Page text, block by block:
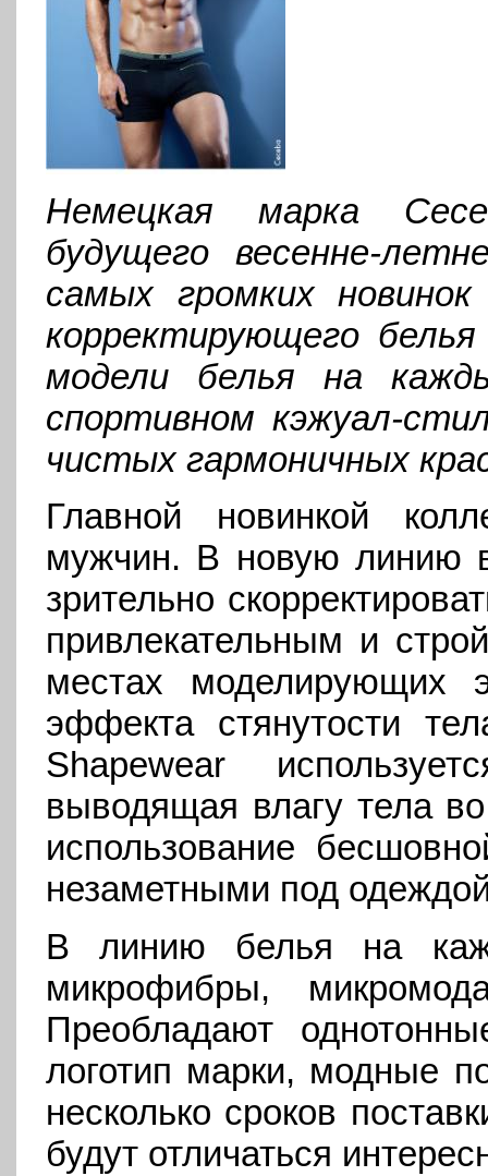
Немецкая марка
будущего весенне-
самых громких
корректирующего
модели белья на
спортивном кэжуал-
чистых гармоничных
Главной новинкой
мужчин. В новую линию
зрительно
привлекательным и
местах моделирующих
эффекта стянутости
Shapewear
выводящая влагу тела
использование
незаметными под
В линию белья на
микрофибры,
Преобладают
логотип марки, модные
несколько сроков
будут отличаться